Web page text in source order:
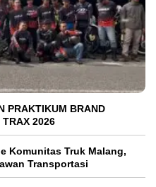
PRAKTIKUM BRAND
TRAX 2026
Komunitas Truk Malang,
Transportasi